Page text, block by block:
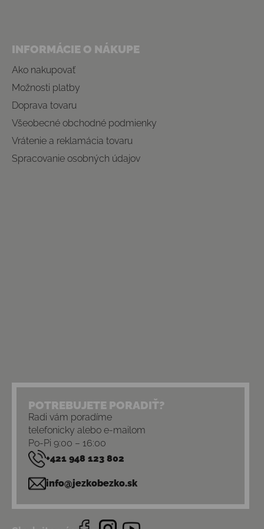
INFORMÁCIE O NÁKUPE
Ako nakupovať
Možnosti platby
Doprava tovaru
Všeobecné obchodné podmienky
Vrátenie a reklamácia tovaru
Spracovanie osobných údajov
POTREBUJETE PORADIŤ?
Radi vám poradíme
telefonicky alebo e-mailom
Po-Pi 9:00 – 16:00
+421 948 123 802
info@jezkobezko.sk